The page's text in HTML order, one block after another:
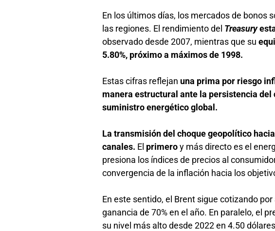
En los últimos días, los mercados de bonos
las regiones. El rendimiento del Treasury
observado desde 2007, mientras que su
5.80%, próximo a máximos de 1998.
Estas cifras reflejan una prima por riesgo
manera estructural ante la persistencia
suministro energético global.
La transmisión del choque geopolítico
canales. El primeroy más directo es el
presiona los índices de precios al
convergencia de la inflación hacia los
En este sentido, el Brent sigue cotizando
ganancia de 70% en el año. En paralelo, el
su nivel más alto desde 2022 en 4.50